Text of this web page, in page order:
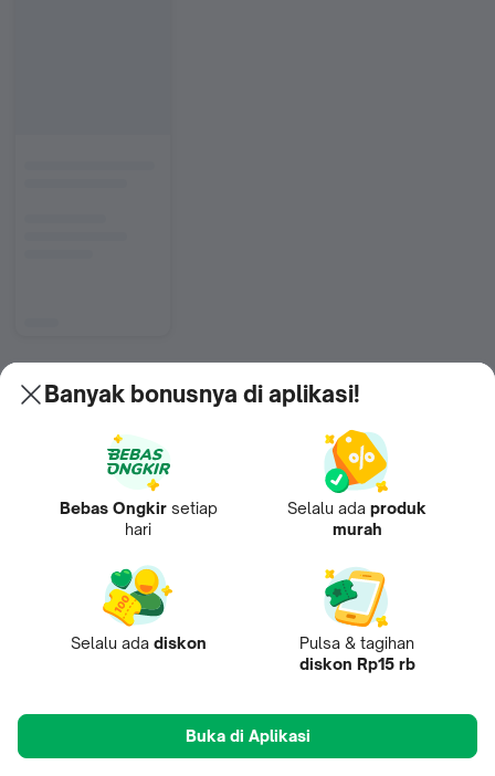
11. Armaggeddon Atom 7
Banyak bonusnya di aplikasi!
Bebas Ongkir setiap
hari
Selalu ada produk
murah
Selalu ada diskon
Pulsa & tagihan
diskon Rp15 rb
Buka di Aplikasi